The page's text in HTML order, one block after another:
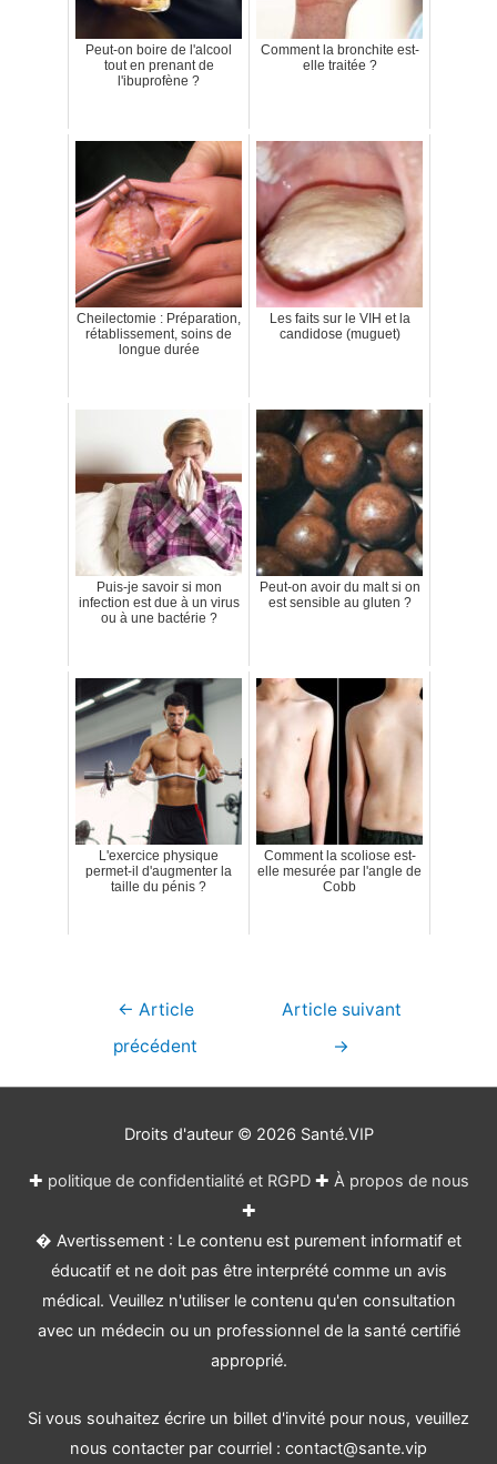
Peut-on boire de l'alcool
tout en prenant de
l'ibuprofène ?
Comment la bronchite est-
elle traitée ?
Cheilectomie : Préparation,
rétablissement, soins de
longue durée
Les faits sur le VIH et la
candidose (muguet)
Puis-je savoir si mon
infection est due à un virus
ou à une bactérie ?
Peut-on avoir du malt si on
est sensible au gluten ?
L'exercice physique
permet-il d'augmenter la
taille du pénis ?
Comment la scoliose est-
elle mesurée par l'angle de
Cobb
Navigation
← Article
précédent
Article suivant
→
Droits d'auteur © 2026 Santé.VIP
✚ politique de confidentialité et RGPD✚ À propos de nous
✚
� Avertissement : Le contenu est purement informatif et
éducatif et ne doit pas être interprété comme un avis
médical. Veuillez n'utiliser le contenu qu'en consultation
avec un médecin ou un professionnel de la santé certifié
approprié.
Si vous souhaitez écrire un billet d'invité pour nous, veuillez
nous contacter par courriel : contact@sante.vip